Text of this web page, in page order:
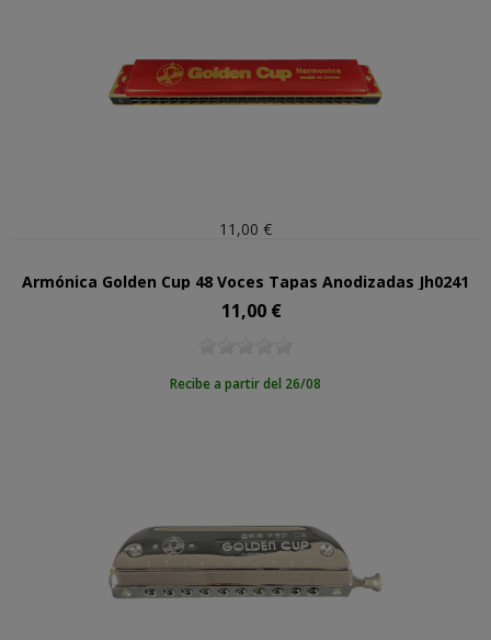
11,00 €
Armónica Golden Cup 48 Voces Tapas Anodizadas Jh0241
Precio
11,00 €
Recibe a partir del 26/08